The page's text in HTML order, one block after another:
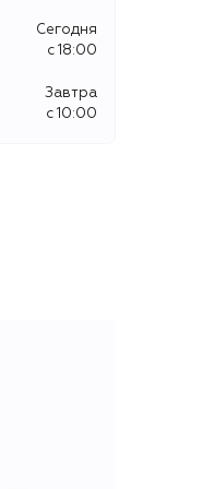
Сегодня
c 18:00
Завтра
c 10:00